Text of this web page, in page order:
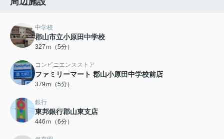
中学校
郡山市立小原田中学校
327ｍ（5分）
コンビニエンスストア
ファミリーマート 郡山小原田中学校前店
379ｍ（5分）
銀行
東邦銀行郡山東支店
446ｍ（6分）